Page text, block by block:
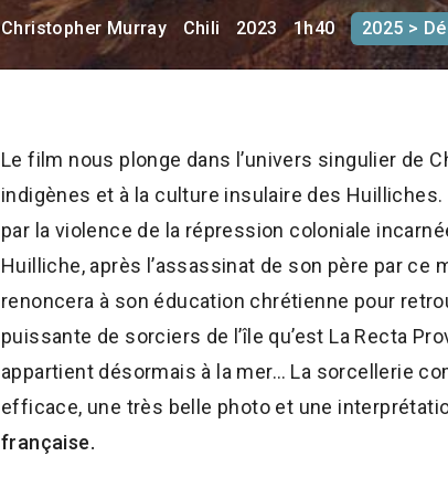
Christopher Murray Chili 2023 1h40 2025 >
Le film nous plonge dans l’univers singulier de
indigènes et à la culture insulaire des
par la violence de la répression coloniale
Huilliche, après l’assassinat de son père par ce
renoncera à son éducation chrétienne pour
puissante de sorciers de l’île qu’est La Recta
appartient désormais à la mer… La sorcellerie
efficace, une très belle photo et une
française.